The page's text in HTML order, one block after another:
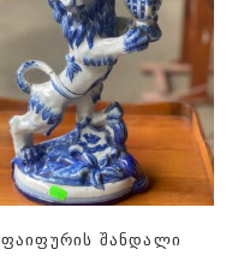
ფაიფურის შანდალი